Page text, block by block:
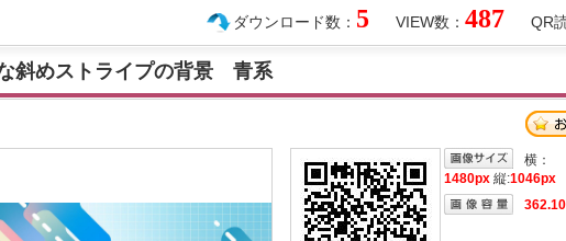
QR
VIEW数： 487
ダウンロード数： 5
斜めストライプの背景 青系
横：
1480px 縦:1046px